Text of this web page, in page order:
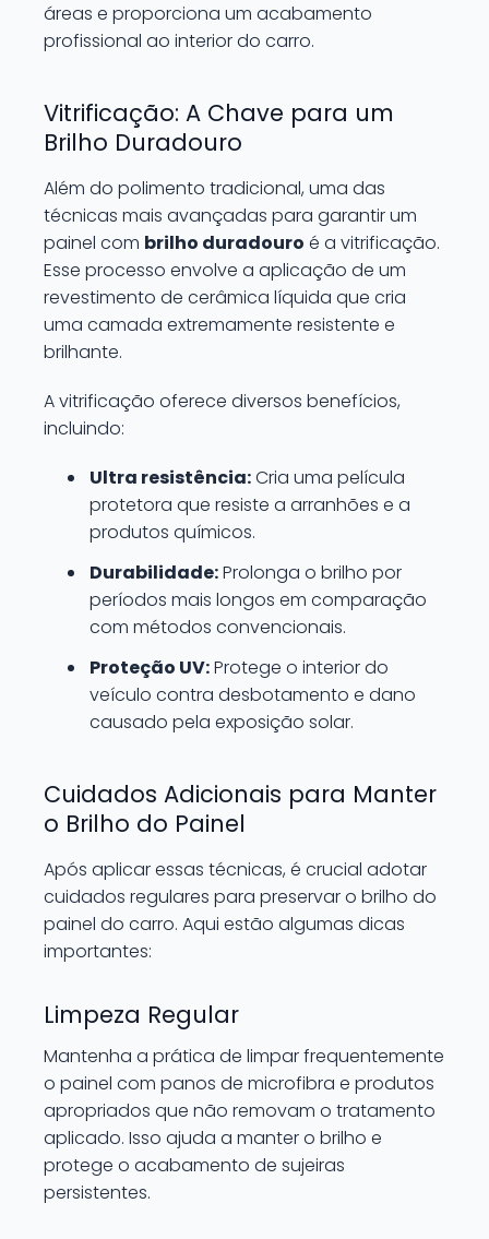
áreas e proporciona um acabamento
profissional ao interior do carro.
Vitrificação: A Chave para um
Brilho Duradouro
Além do polimento tradicional, uma das
técnicas mais avançadas para garantir um
painel com brilho duradouro é a vitrificação.
Esse processo envolve a aplicação de um
revestimento de cerâmica líquida que cria
uma camada extremamente resistente e
brilhante.
A vitrificação oferece diversos benefícios,
incluindo:
Ultra resistência:Cria uma película
protetora que resiste a arranhões e a
produtos químicos.
Durabilidade:Prolonga o brilho por
períodos mais longos em comparação
com métodos convencionais.
Proteção UV:Protege o interior do
veículo contra desbotamento e dano
causado pela exposição solar.
Cuidados Adicionais para Manter
o Brilho do Painel
Após aplicar essas técnicas, é crucial adotar
cuidados regulares para preservar o brilho do
painel do carro. Aqui estão algumas dicas
importantes:
Limpeza Regular
Mantenha a prática de limpar frequentemente
o painel com panos de microfibra e produtos
apropriados que não removam o tratamento
aplicado. Isso ajuda a manter o brilho e
protege o acabamento de sujeiras
persistentes.